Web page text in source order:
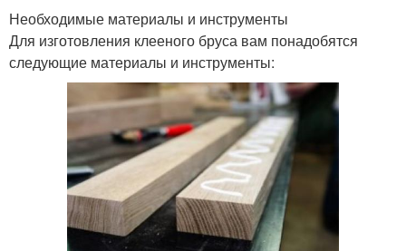
Необходимые материалы и инструменты
Для изготовления клееного бруса вам понадобятся
следующие материалы и инструменты: